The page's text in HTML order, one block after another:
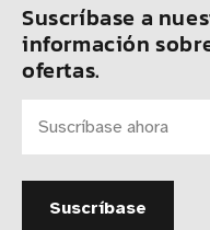
Suscríbase a
información
ofertas.